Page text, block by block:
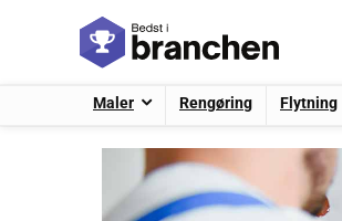
Maler Rengøring Flytning